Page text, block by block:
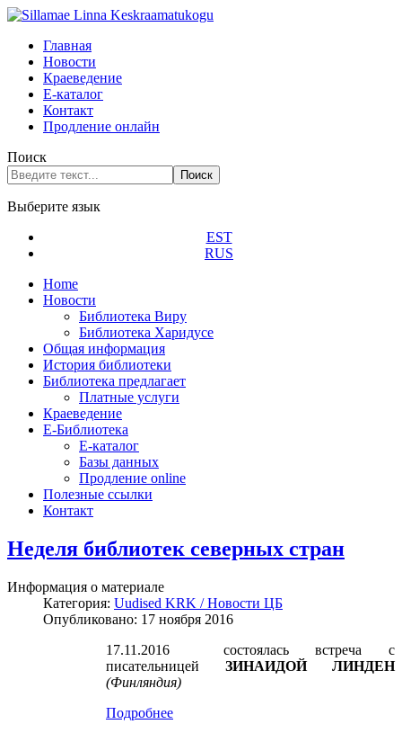
Главная
Новости
Краеведение
Е-каталог
Контакт
Продление онлайн
Поиск
Поиск
Выберите язык
EST
RUS
Home
Новости
Библиотека Виру
Библиотека Харидусе
Общая информация
История библиотеки
Библиотека предлагает
Платные услуги
Краеведение
Е-Библиотека
Е-каталог
Базы данных
Продление online
Полезные ссылки
Контакт
Неделя библиотек северных стран
Информация о материале
Категория: Uudised KRK / Новости ЦБ
Опубликовано: 17 ноября 2016
17.11.2016 состоялась встреча с
писательницей ЗИНАИДОЙ ЛИНДЕН
(Финляндия)
Подробнее